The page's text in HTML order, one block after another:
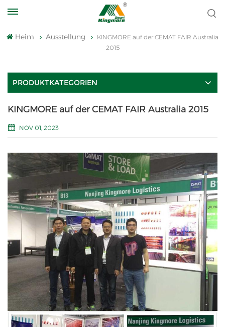
Heim Ausstellung
KINGMORE auf der CEMAT FAIR Australia
2015
PRODUKTKATEGORIEN
KINGMORE auf der CEMAT FAIR Australia 2015
NOV 01, 2023